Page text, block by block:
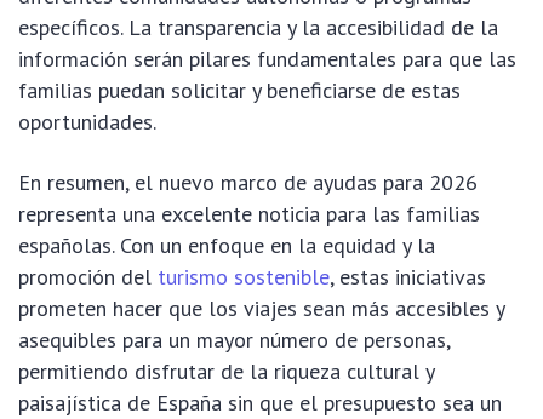
específicos. La transparencia y la accesibilidad de la
información serán pilares fundamentales para que las
familias puedan solicitar y beneficiarse de estas
oportunidades.
En resumen, el nuevo marco de ayudas para 2026
representa una excelente noticia para las familias
españolas. Con un enfoque en la equidad y la
promoción del turismo sostenible, estas iniciativas
prometen hacer que los viajes sean más accesibles y
asequibles para un mayor número de personas,
permitiendo disfrutar de la riqueza cultural y
paisajística de España sin que el presupuesto sea un